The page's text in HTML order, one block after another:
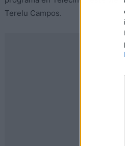
Terelu Campos.